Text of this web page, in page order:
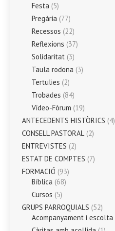
Festa (5)
Pregària (77)
Recessos (22)
Reflexions (37)
Solidaritat (3)
Taula rodona (3)
Tertulies (2)
Trobades (84)
Vídeo-Fòrum (19)
ANTECEDENTS HISTÒRICS (4)
CONSELL PASTORAL (2)
ENTREVISTES (2)
ESTAT DE COMPTES (7)
FORMACIÓ (93)
Bíblica (68)
Cursos (5)
GRUPS PARROQUIALS (52)
Acompanyament i escolta